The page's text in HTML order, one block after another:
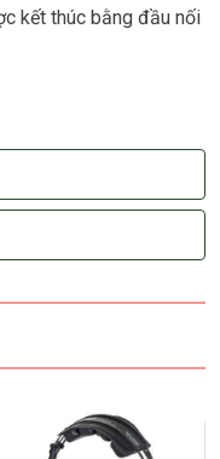
kết thúc bằng đầu nối